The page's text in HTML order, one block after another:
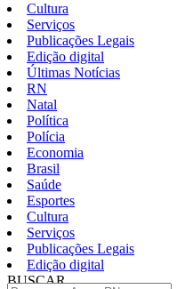
Cultura
Serviços
Publicações Legais
Edição digital
Últimas Notícias
RN
Natal
Política
Polícia
Economia
Brasil
Saúde
Esportes
Cultura
Serviços
Publicações Legais
Edição digital
BUSCAR